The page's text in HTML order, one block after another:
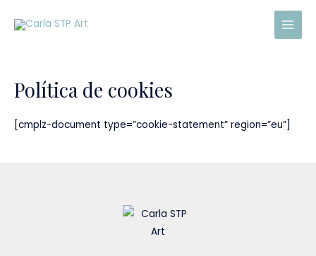
Main
Política de cookies
[cmplz-document type=”cookie-statement” region=”eu”]